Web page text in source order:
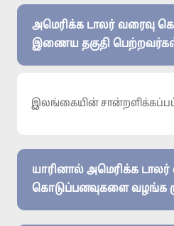
அமெரிக்க டாலர் வரைவு
இணைய தகுதி
இலங்கையின்
யாரினால் அமெரிக்க டாலர்
கொடுப்பனவுகளை வழங்க